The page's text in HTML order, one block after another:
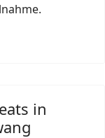
in